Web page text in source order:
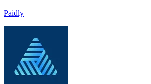
Paidly